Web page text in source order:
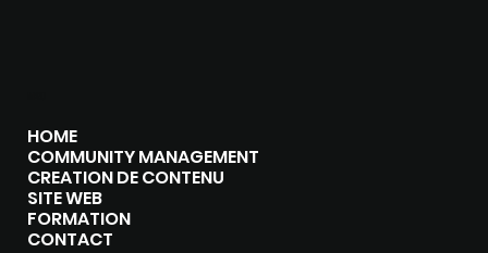
HOME
COMMUNITY MANAGEMENT
CREATION DE CONTENU
SITE WEB
FORMATION
CONTACT